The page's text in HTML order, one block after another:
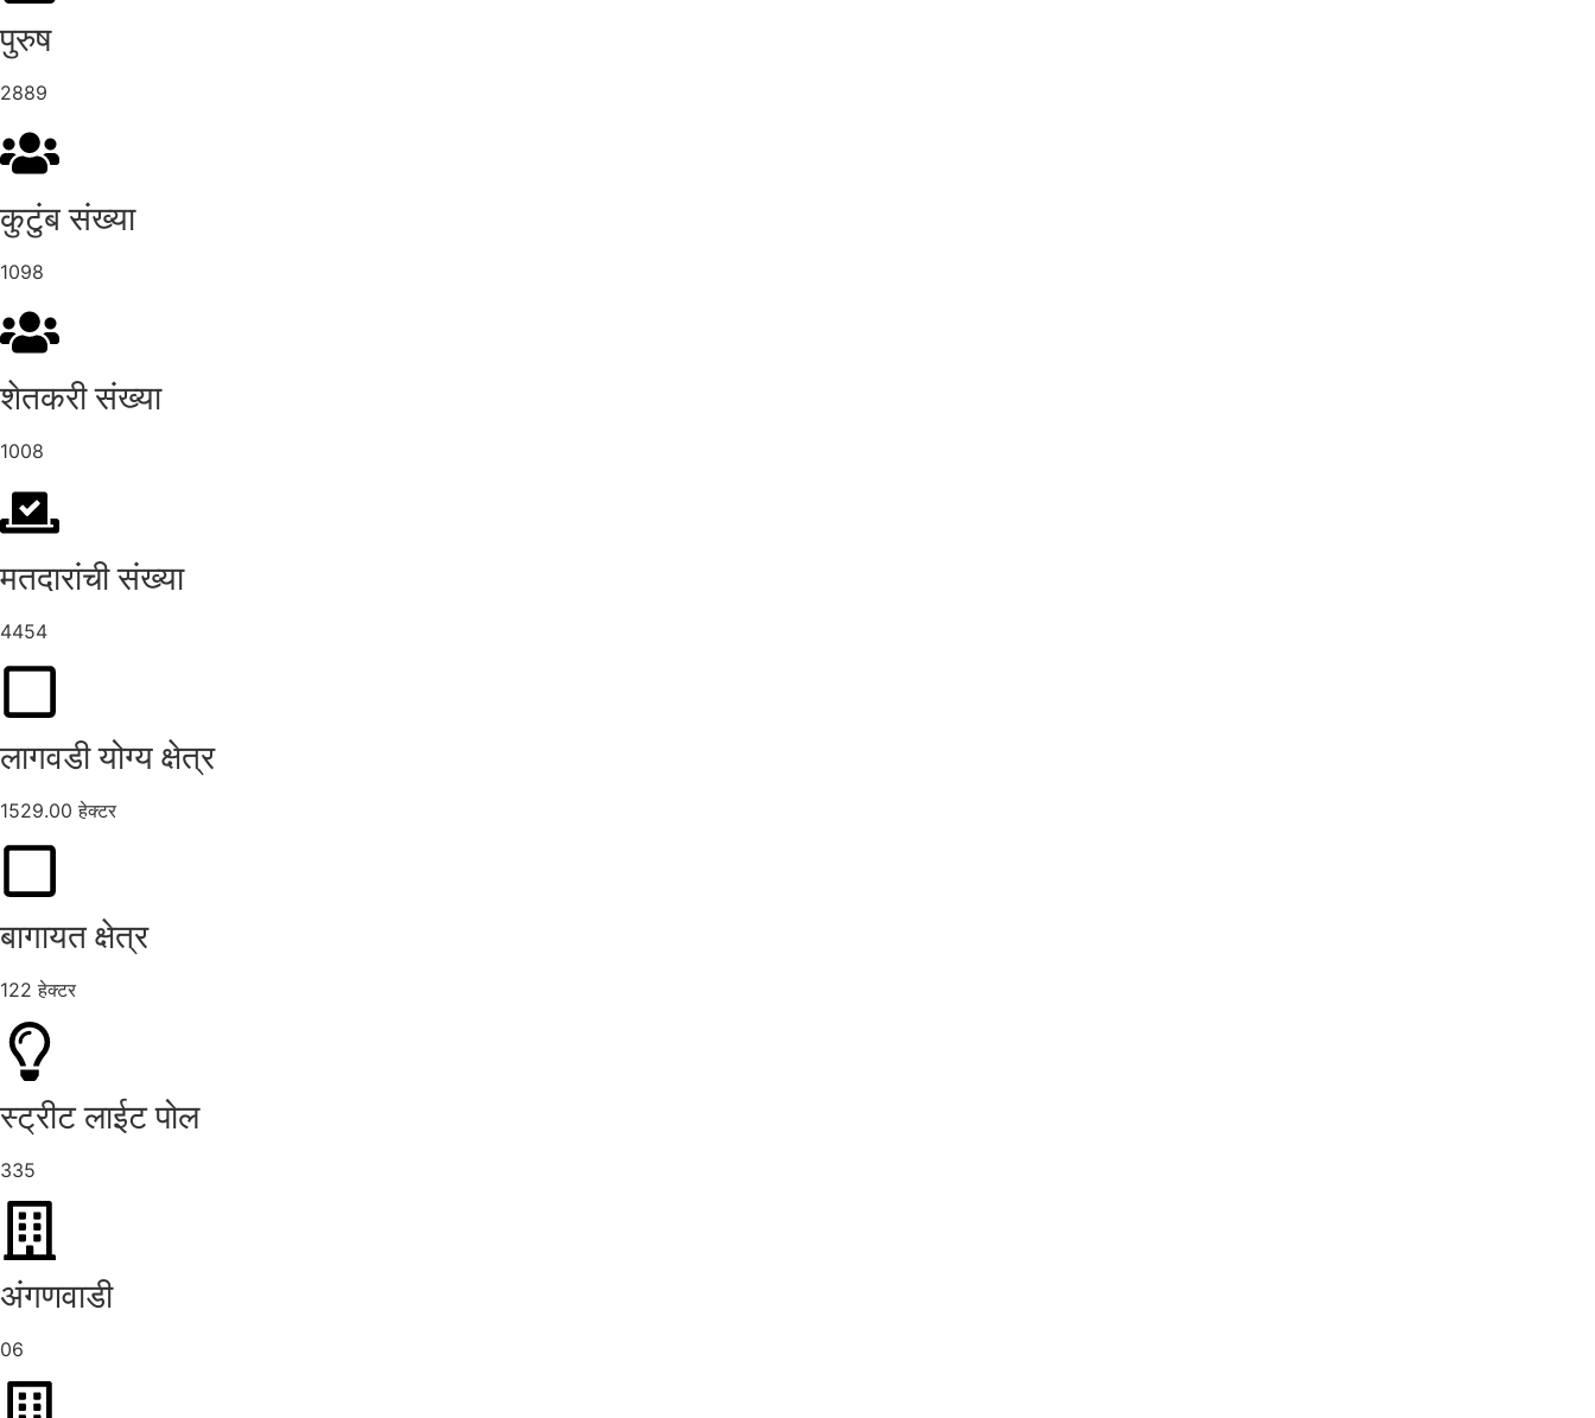
पुरुष
2889
कुटुंब संख्या
1098
शेतकरी संख्या
1008
मतदारांची संख्या
4454
लागवडी योग्य क्षेत्र
1529.00 हेक्टर
बागायत क्षेत्र
122 हेक्टर
स्ट्रीट लाईट पोल
335
अंगणवाडी
06